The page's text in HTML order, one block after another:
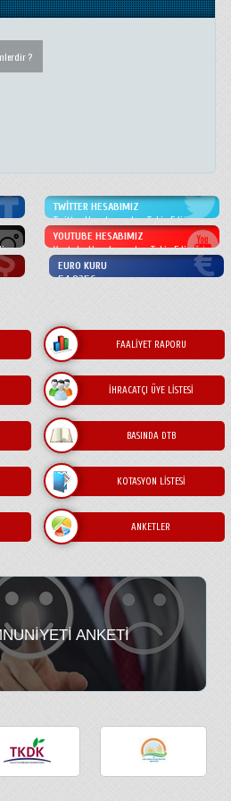
?
maddeler nelerdir ?
?
TWITTER HESABIMIZ
Twitter Hesabımızdan Takip Edin
YOUTUBE HESABIMIZ
Youtube Hesabımızdan Takip Edin
EURO KURU
54.8356
FAALIYET RAPORU
İHRACATÇI ÜYE LISTESI
BASINDA DTB
KOTASYON LISTESI
ANKETLER
ANKETI